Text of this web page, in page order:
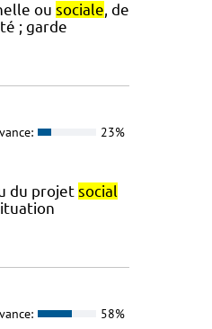
ou sociale, de
; garde
23%
du projet social
58%